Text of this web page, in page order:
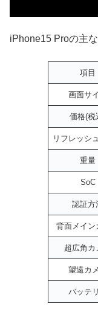
iPhone15 Proの主
項目
画面サ
価格(税
リフレッシ
重量
SoC
認証方
背面メイン
超広角カ
望遠カ
バッテ